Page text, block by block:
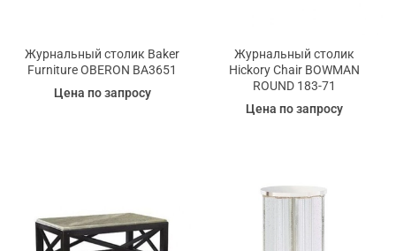
Журнальный столик Baker
Furniture OBERON BA3651
Цена по запросу
Журнальный столик
Hickory Chair BOWMAN
ROUND 183-71
Цена по запросу